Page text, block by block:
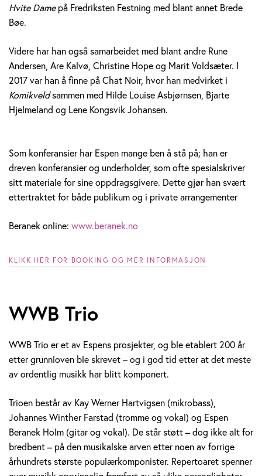
Hvite Damepå Fredriksten Festning med blant annet Brede
Bøe.
Videre har han også samarbeidet med blant andre Rune
Andersen, Are Kalvø, Christine Hope og Marit Voldsæter. I
2017 var han å finne på Chat Noir, hvor han medvirket i
Komikveldsammen med Hilde Louise Asbjørnsen, Bjarte
Hjelmeland og Lene Kongsvik Johansen.
Som konferansier har Espen mange ben å stå på; han er
dreven konferansier og underholder, som ofte spesialskriver
sitt materiale for sine oppdragsgivere. Dette gjør han svært
ettertraktet for både publikum og i private arrangementer
Beranek online: www.beranek.no
KLIKK HER FOR BOOKING OG MER INFORMASJON
WWB Trio
WWB Trio er et av Espens prosjekter, og ble etablert 200 år
etter grunnloven ble skrevet – og i god tid etter at det meste
av ordentlig musikk har blitt komponert.
Trioen består av Kay Werner Hartvigsen (mikrobass),
Johannes Winther Farstad (tromme og vokal) og Espen
Beranek Holm (gitar og vokal). De står støtt – dog ikke alt for
bredbent – på den musikalske arven etter noen av forrige
århundrets største populærkomponister. Repertoaret spenner